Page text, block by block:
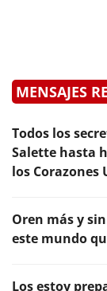
MENSAJES
Todos los
Salette hasta
los Corazones
Oren más y
este mundo
Los estoy